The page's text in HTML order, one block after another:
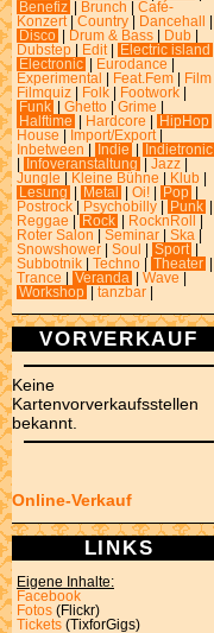
Benefiz
Brunch
Café-
Konzert
Country Dancehall
Disco
Drum & Bass Dub
Dubstep
Edit Electric island
Electronic
Eurodance
Experimental
Feat.Fem Film
Filmquiz
Folk Footwork
Funk
Ghetto Grime
Halftime
Hardcore HipHop
House
Import/Export
Inbetween
Indie
Indietronic
Infoveranstaltung Jazz
Jungle
Kleine Bühne Klub
Lesung
Metal Oi! Pop
Postrock
Psychobilly Punk
Reggae
Rock RocknRoll
Roter Salon
Seminar Ska
Snowshower
Soul Sport
Subbotnik
Techno Theater
Trance
Veranda Wave
Workshop
tanzbar
VORVERKAUF
Keine
Kartenvorverkaufsstellen
bekannt.
Online-Verkauf
LINKS
Eigene Inhalte:
Facebook
Fotos (Flickr)
Tickets (TixforGigs)